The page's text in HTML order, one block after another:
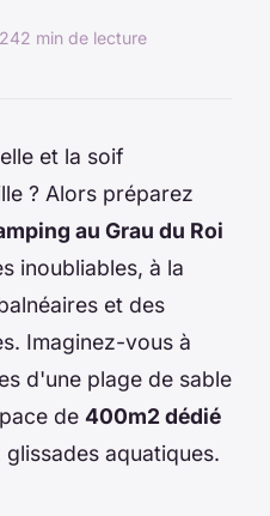
2 min de lecture
et la soif
? Alors préparez
au Grau du Roi
inoubliables, à la
et des
Imaginez-vous à
d'une plage de sable
de 400m2 dédié
glissades aquatiques.